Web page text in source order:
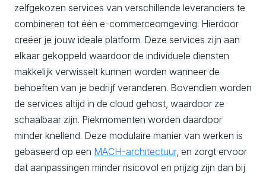
zelfgekozen services van verschillende leveranciers te
combineren tot één e-commerceomgeving. Hierdoor
creëer je jouw ideale platform. Deze services zijn aan
elkaar gekoppeld waardoor de individuele diensten
makkelijk verwisselt kunnen worden wanneer de
behoeften van je bedrijf veranderen. Bovendien worden
de services altijd in de cloud gehost, waardoor ze
schaalbaar zijn. Piekmomenten worden daardoor
minder knellend. Deze modulaire manier van werken is
gebaseerd op een MACH-architectuur, en zorgt ervoor
dat aanpassingen minder risicovol en prijzig zijn dan bij